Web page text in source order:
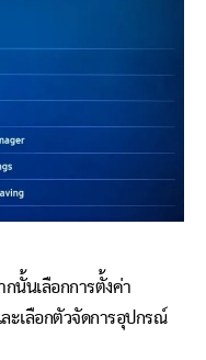
นั้นเลือกการตั้งค่า
ะเลือกตัวจัดการอุปกรณ์